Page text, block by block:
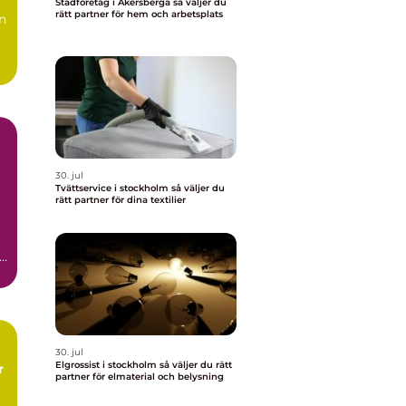
rätt partner för hem och arbetsplats
30. jul
Tvättservice i stockholm så väljer du
rätt partner för dina textilier
30. jul
Elgrossist i stockholm så väljer du rätt
partner för elmaterial och belysning